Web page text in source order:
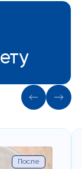
После